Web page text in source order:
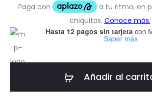
Hasta 12 pagos sin tarjeta con
Saber más
Añadir al